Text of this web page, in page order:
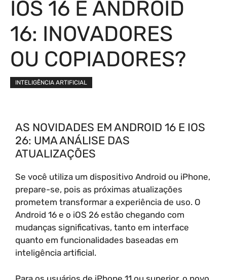
IOS 16 E ANDROID
16: INOVADORES
OU COPIADORES?
INTELIGÊNCIA ARTIFICIAL
AS NOVIDADES EM ANDROID 16 E IOS
26: UMA ANÁLISE DAS
ATUALIZAÇÕES
Se você utiliza um dispositivo Android ou iPhone,
prepare-se, pois as próximas atualizações
prometem transformar a experiência de uso. O
Android 16 e o iOS 26 estão chegando com
mudanças significativas, tanto em interface
quanto em funcionalidades baseadas em
inteligência artificial.